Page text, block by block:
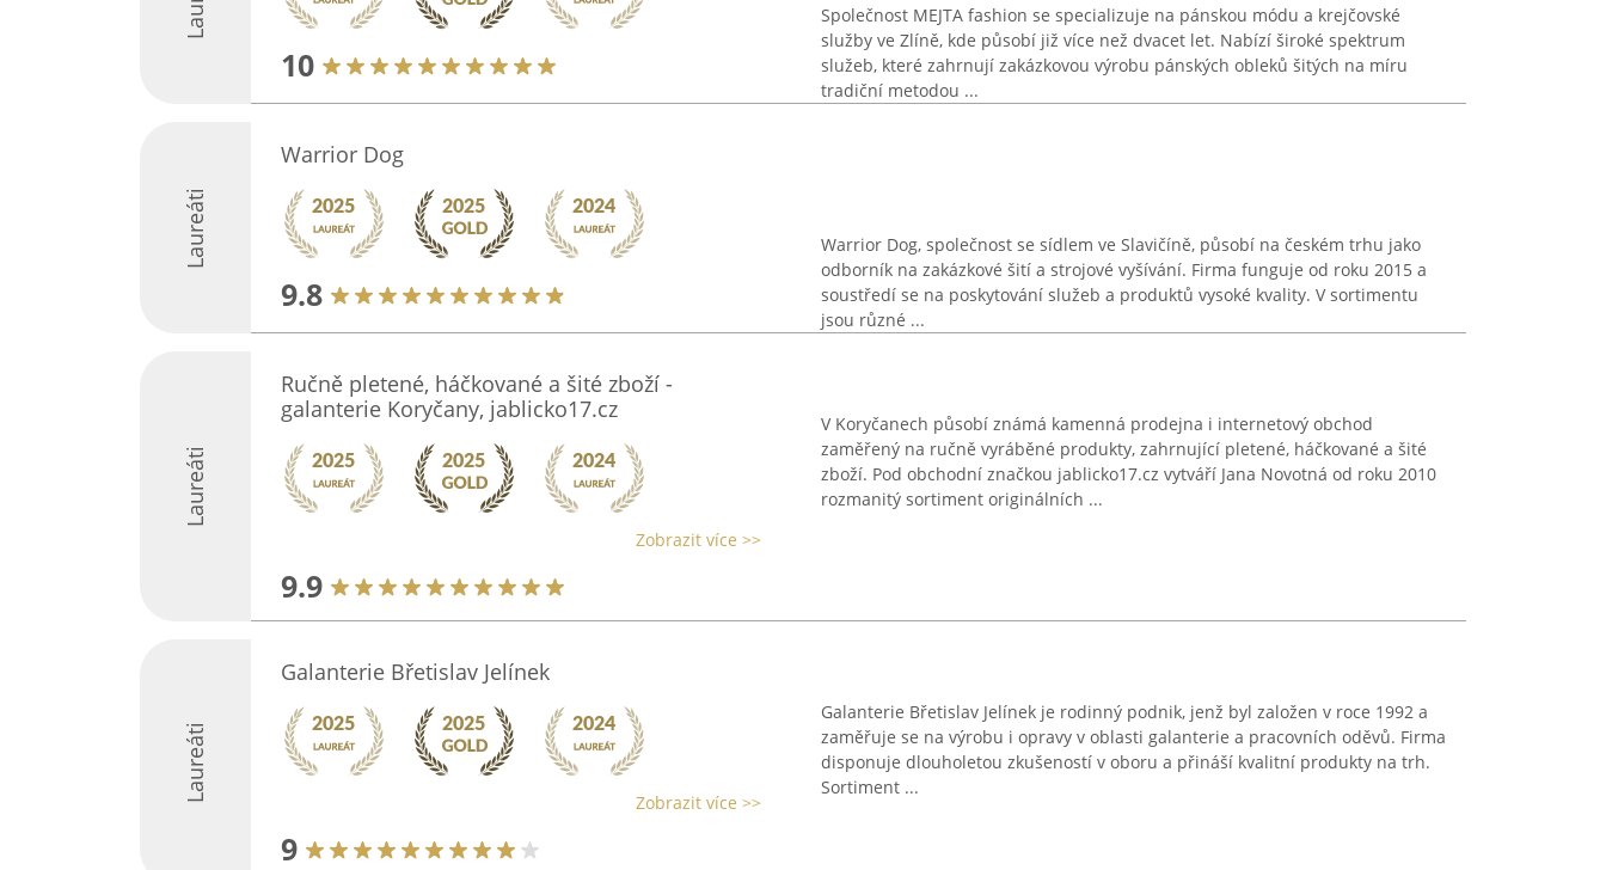
10
Společnost MEJTA fashion se specializuje na pánskou módu a krejčovské
služby ve Zlíně, kde působí již více než dvacet let. Nabízí široké spektrum
služeb, které zahrnují zakázkovou výrobu pánských obleků šitých na míru
tradiční metodou ...
Laureáti
Warrior Dog
9.8
Warrior Dog, společnost se sídlem ve Slavičíně, působí na českém trhu jako
odborník na zakázkové šití a strojové vyšívání. Firma funguje od roku 2015 a
soustředí se na poskytování služeb a produktů vysoké kvality. V sortimentu
jsou různé ...
Laureáti
Ručně pletené, háčkované a šité zboží -
galanterie Koryčany, jablicko17.cz
Zobrazit více >>
9.9
V Koryčanech působí známá kamenná prodejna i internetový obchod
zaměřený na ručně vyráběné produkty, zahrnující pletené, háčkované a šité
zboží. Pod obchodní značkou jablicko17.cz vytváří Jana Novotná od roku 2010
rozmanitý sortiment originálních ...
Laureáti
Galanterie Břetislav Jelínek
Zobrazit více >>
9
Galanterie Břetislav Jelínek je rodinný podnik, jenž byl založen v roce 1992 a
zaměřuje se na výrobu i opravy v oblasti galanterie a pracovních oděvů. Firma
disponuje dlouholetou zkušeností v oboru a přináší kvalitní produkty na trh.
Sortiment ...